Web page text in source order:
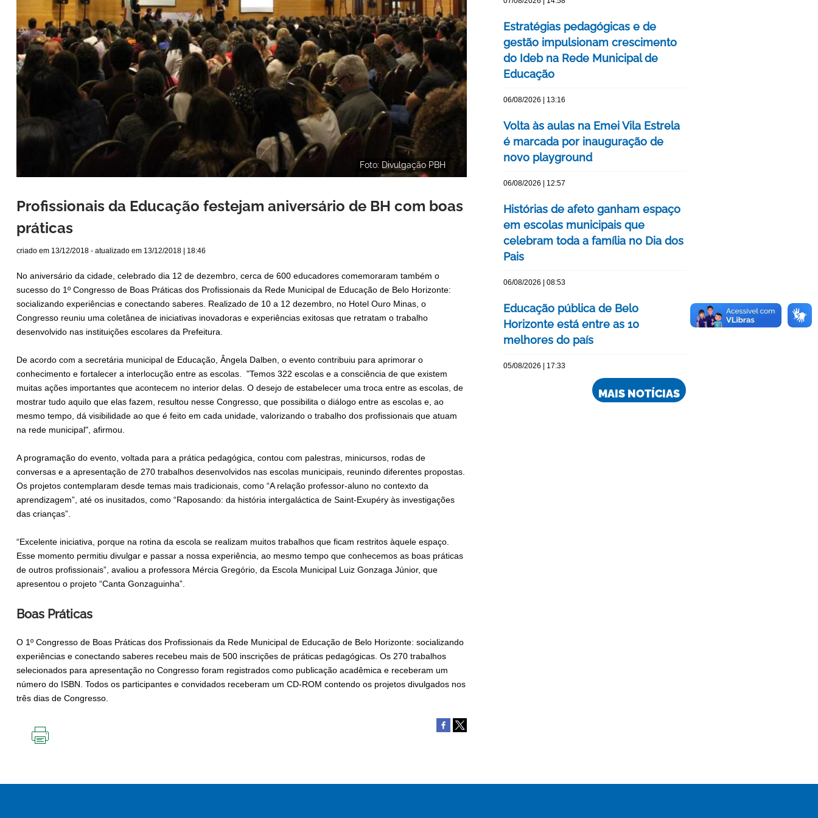
Foto: Divulgação PBH
Profissionais da Educação festejam aniversário de BH com boas
práticas
criado em 13/12/2018 - atualizado em 13/12/2018 | 18:46
No aniversário da cidade, celebrado dia 12 de dezembro, cerca de 600 educadores comemoraram também o
sucesso do 1º Congresso de Boas Práticas dos Profissionais da Rede Municipal de Educação de Belo Horizonte:
socializando experiências e conectando saberes. Realizado de 10 a 12 dezembro, no Hotel Ouro Minas, o
Congresso reuniu uma coletânea de iniciativas inovadoras e experiências exitosas que retratam o trabalho
desenvolvido nas instituições escolares da Prefeitura.
De acordo com a secretária municipal de Educação, Ângela Dalben, o evento contribuiu para aprimorar o
conhecimento e fortalecer a interlocução entre as escolas. "Temos 322 escolas e a consciência de que existem
muitas ações importantes que acontecem no interior delas. O desejo de estabelecer uma troca entre as escolas, de
mostrar tudo aquilo que elas fazem, resultou nesse Congresso, que possibilita o diálogo entre as escolas e, ao
mesmo tempo, dá visibilidade ao que é feito em cada unidade, valorizando o trabalho dos profissionais que atuam
na rede municipal", afirmou.
A programação do evento, voltada para a prática pedagógica, contou com palestras, minicursos, rodas de
conversas e a apresentação de 270 trabalhos desenvolvidos nas escolas municipais, reunindo diferentes propostas.
Os projetos contemplaram desde temas mais tradicionais, como “A relação professor-aluno no contexto da
aprendizagem”, até os inusitados, como “Raposando: da história intergaláctica de Saint-Exupéry às investigações
das crianças”.
“Excelente iniciativa, porque na rotina da escola se realizam muitos trabalhos que ficam restritos àquele espaço.
Esse momento permitiu divulgar e passar a nossa experiência, ao mesmo tempo que conhecemos as boas práticas
de outros profissionais”, avaliou a professora Mércia Gregório, da Escola Municipal Luiz Gonzaga Júnior, que
apresentou o projeto “Canta Gonzaguinha”.
Boas Práticas
O 1º Congresso de Boas Práticas dos Profissionais da Rede Municipal de Educação de Belo Horizonte: socializando
experiências e conectando saberes recebeu mais de 500 inscrições de práticas pedagógicas. Os 270 trabalhos
selecionados para apresentação no Congresso foram registrados como publicação acadêmica e receberam um
número do ISBN. Todos os participantes e convidados receberam um CD-ROM contendo os projetos divulgados nos
três dias de Congresso.
Estratégias pedagógicas e de
gestão impulsionam crescimento
do Ideb na Rede Municipal de
Educação
06/08/2026 | 13:16
Volta às aulas na Emei Vila Estrela
é marcada por inauguração de
novo playground
06/08/2026 | 12:57
Histórias de afeto ganham espaço
em escolas municipais que
celebram toda a família no Dia dos
Pais
06/08/2026 | 08:53
Educação pública de Belo
Horizonte está entre as 10
melhores do país
05/08/2026 | 17:33
MAIS NOTÍCIAS